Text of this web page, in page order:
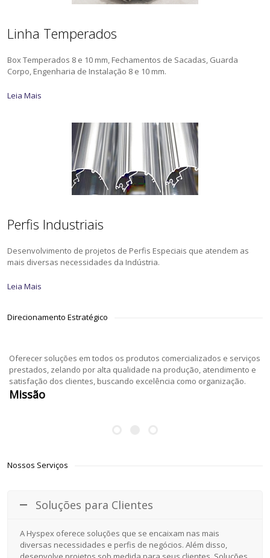
Linha Temperados
Box Temperados 8 e 10 mm, Fechamentos de Sacadas, Guarda
Corpo, Engenharia de Instalação 8 e 10 mm.
Leia Mais
Perfis Industriais
Desenvolvimento de projetos de Perfis Especiais que atendem as
mais diversas necessidades da Indústria.
Leia Mais
Direcionamento Estratégico
Oferecer soluções em todos os produtos comercializados e serviços
prestados, zelando por alta qualidade na produção, atendimento e
satisfação dos clientes, buscando excelência como organização.
Missão
Nossos Serviços
Soluções para Clientes
A Hyspex oferece soluções que se encaixam nas mais
diversas necessidades e perfis de negócios. Além disso,